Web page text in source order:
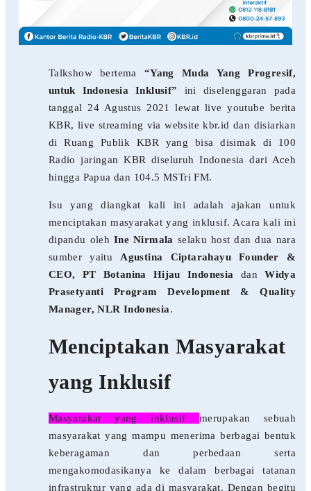
Talkshow bertema “Yang Muda Yang Progresif,
untuk Indonesia Inklusif”
ini diselenggaran pada
tanggal 24 Agustus 2021 lewat live youtube berita
KBR, live streaming via website kbr.id dan disiarkan
di Ruang Publik KBR yang bisa disimak di 100
Radio jaringan KBR diseluruh Indonesia dari Aceh
hingga Papua dan 104.5 MSTri FM.
Isu yang diangkat kali ini adalah ajakan untuk
menciptakan masyarakat yang inklusif. Acara kali ini
dipandu oleh Ine Nirmala selaku host dan dua nara
sumber yaituAgustina Ciptarahayu Founder &
CEO, PT Botanina Hijau Indonesia danWidya
Prasetyanti Program Development & Quality
Manager, NLR Indonesia.
Menciptakan Masyarakat
yang Inklusif
Masyarakat yang inklusif merupakan sebuah
masyarakat yang mampu menerima berbagai bentuk
keberagaman dan perbedaan serta
mengakomodasikanya ke dalam berbagai tatanan
infrastruktur yang ada di masyarakat. Dengan begitu